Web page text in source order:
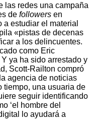
las redes una campaña
de followers en
estudiar el material
«pistas de decenas
a los delincuentes.
como Eric
ya ha sido arrestado y
Scott-Railton compró
agencia de noticias
tiempo, una usuaria de
seguir identificando
‘el hombre del
lo ayudará a